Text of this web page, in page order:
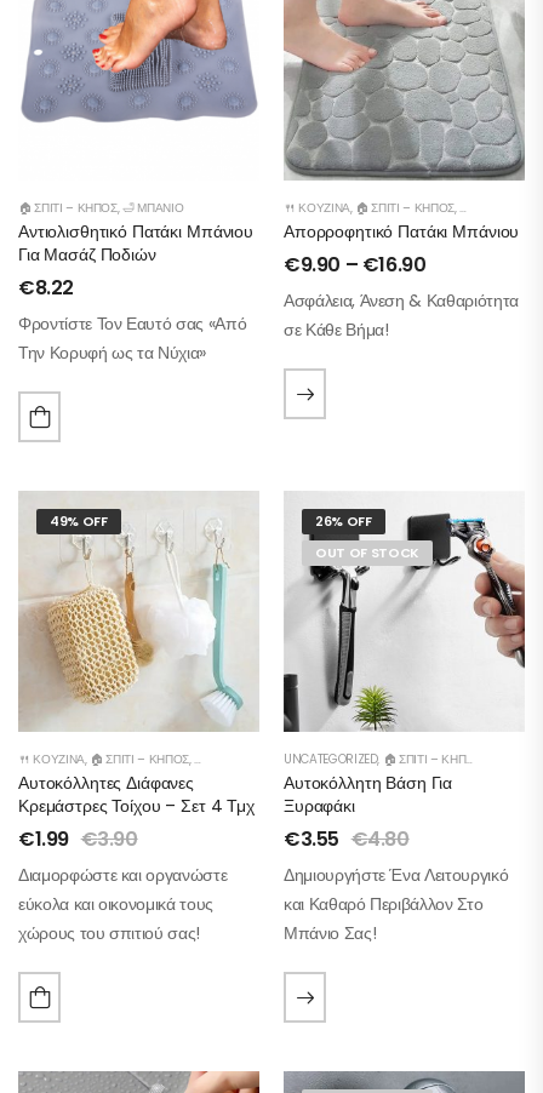
🏠 ΣΠΊΤΙ – ΚΉΠΟΣ,🛁 ΜΠΆΝΙΟ
Αντιολισθητικό Πατάκι Μπάνιου
Για Μασάζ Ποδιών
€8.22
Φροντίστε Τον Εαυτό σας «Από
Την Κορυφή ως τα Νύχια»
🍴 ΚΟΥΖΊΝΑ, 🏠 ΣΠΊΤΙ – ΚΉΠΟΣ,🛁 ΜΠΆΝΙΟ
Απορροφητικό Πατάκι Μπάνιου
€9.90 – €16.90
Ασφάλεια, Άνεση & Καθαριότητα
σε Κάθε Βήμα!
49% OFF
🍴 ΚΟΥΖΊΝΑ, 🏠 ΣΠΊΤΙ – ΚΉΠΟΣ,👕ΝΤΟΥΛΆΠΑ 🛁 ΜΠΆΝΙΟ,🛋️ ΔΙΑΚΌΣΜΗΣΗ
Αυτοκόλλητες Διάφανες
Κρεμάστρες Τοίχου – Σετ 4 Τμχ
€1.99 €3.90
Διαμορφώστε και οργανώστε
εύκολα και οικονομικά τους
χώρους του σπιτιού σας!
26% OFF
OUT OF STOCK
UNCATEGORIZED, 🏠 ΣΠΊΤΙ – ΚΉΠΟΣ
Αυτοκόλλητη Βάση Για
Ξυραφάκι
€3.55 €4.80
Δημιουργήστε Ένα Λειτουργικό
και Καθαρό Περιβάλλον Στο
Μπάνιο Σας!